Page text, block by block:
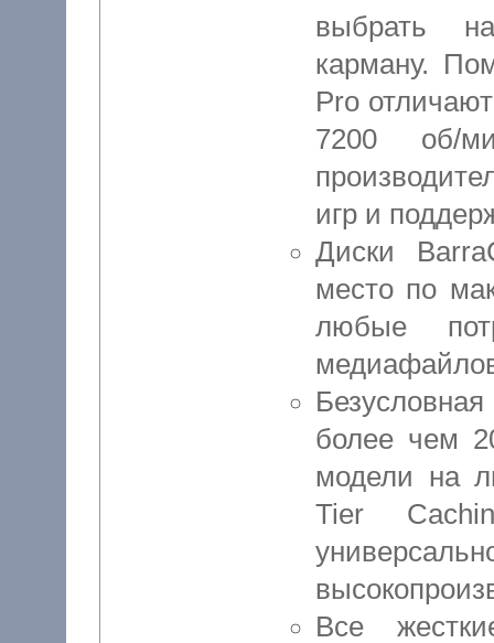
выбрать
карману.
Pro
7200 об/
игр и
Диски
место по
любые
более чем
модели на
Tier
Все